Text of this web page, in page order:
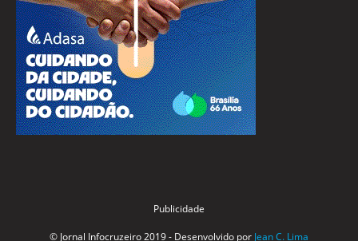
Publicidade
© Jornal Infocruzeiro 2019 - Desenvolvido por Jean C. Lima